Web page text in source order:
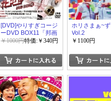
[DVD]やりすぎコージ
ーDVD BOX11「邦画
DVD お笑い バラエテ
￥1000円特価:￥340円
ホリさまぁ~
Vol.2
￥1100円